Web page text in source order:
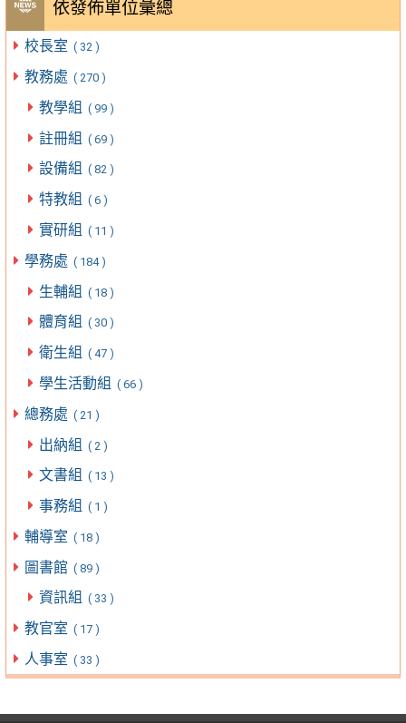
依發佈單位彙總
校長室 ( 32 )
教務處 ( 270 )
教學組 ( 99 )
註冊組 ( 69 )
設備組 ( 82 )
特教組 ( 6 )
實研組 ( 11 )
學務處 ( 184 )
生輔組 ( 18 )
體育組 ( 30 )
衛生組 ( 47 )
學生活動組 ( 66 )
總務處 ( 21 )
出納組 ( 2 )
文書組 ( 13 )
事務組 ( 1 )
輔導室 ( 18 )
圖書館 ( 89 )
資訊組 ( 33 )
教官室 ( 17 )
人事室 ( 33 )